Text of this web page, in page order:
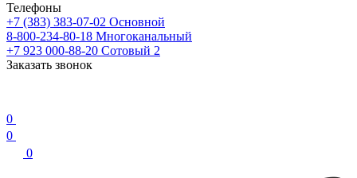
Телефоны
+7 (383) 383-07-02 Основной
8-800-234-80-18 Многоканальный
+7 923 000-88-20 Сотовый 2
Заказать звонок
0
0
0